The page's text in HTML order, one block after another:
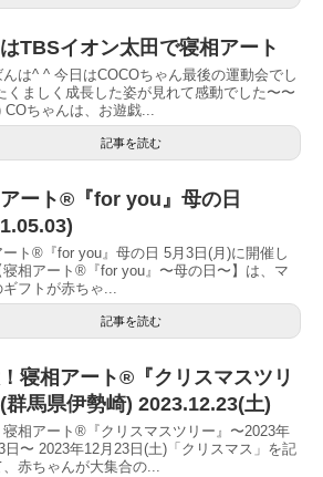
TBSイオン太田で寝相アート
んは^ ^ 今日はCOCOちゃん最後の運動会でし
くましく成長した姿が見れて感動でした〜〜
ちゃんは、お遊戯...
記事を読む
ート®『for you』母の日
ート®『for you』母の日 5月3日(月)に開催し
寝相アート®︎『for you』〜母の日〜】は、マ
ギフトが赤ちゃ...
記事を読む
寝相アート®︎『クリスマスツリ
群馬県伊勢崎) 2023.12.23(土)
寝相アート®『クリスマスツリー』〜2023年
日〜 2023年12月23日(土)「クリスマス」を記
、赤ちゃんが大集合の...